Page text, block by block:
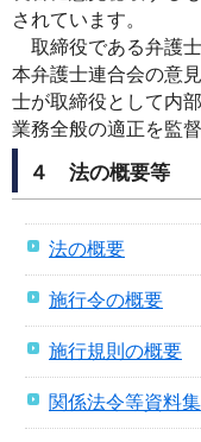
されています。
取締役である弁護
本弁護士連合会の意
士が取締役として内
業務全般の適正を監
４ 法の概要等
法の概要
施行令の概要
施行規則の概要
関係法令等資料集